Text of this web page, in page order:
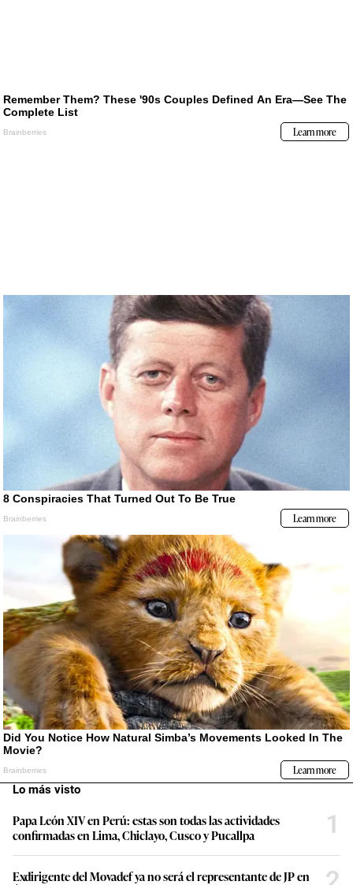
Lo más visto
Papa León XIV en Perú: estas son todas las actividades
confirmadas en Lima, Chiclayo, Cusco y Pucallpa
1
Exdirigente del Movadef ya no será el representante de JP en